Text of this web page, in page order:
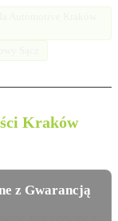
Kraków
z Gwarancją